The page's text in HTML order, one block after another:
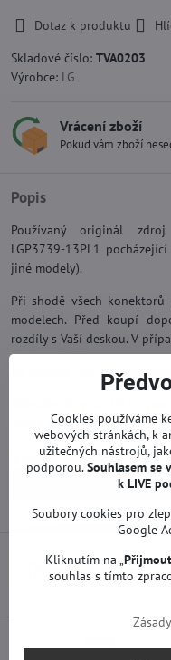
Dotaz k produktu
Skladové číslo: TVA0203
Výrobce: LG
Vrácení zboží
Pokud vám zboží
Popis
Používaný originál zdroj
LGP3739-13PL1
jiné modely).
Při shodě všech
modelech. Před koupí
rozdíly s Vaší deskou. V
Na použité náhradní díly
žádná oprava ani servis.
Více z kategorie
Náhradní díly | LG TV
Předchozí produkt
Cookies používáme
webových stránkách, k
užitečných nástrojů,
podporou.Souhlasem se
k LIVE
Soubory cookies pro
Google
Kliknutím na „
souhlas s tímto